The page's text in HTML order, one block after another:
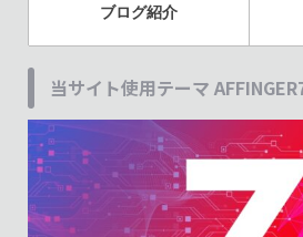
ブログ紹介
当サイト使用テーマ